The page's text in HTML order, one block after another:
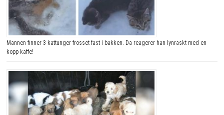
Mannen finner 3 kattunger frosset fast i bakken. Da reagerer han lynraskt med en
kopp kaffe!